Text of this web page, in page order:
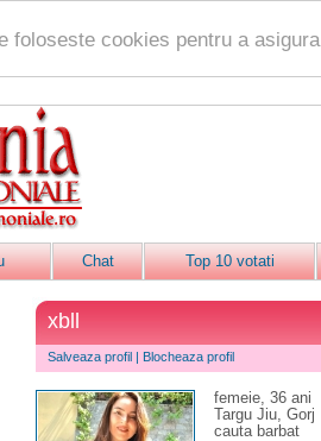
foloseste cookies pentru a
Chat Top 10 votati
xbll
Salveaza profil | Blocheaza profil
femeie, 36 ani
Targu Jiu, Gorj
cauta barbat